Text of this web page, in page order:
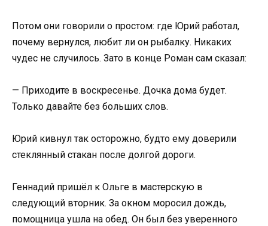
Потом они говорили о простом: где Юрий работал,
почему вернулся, любит ли он рыбалку. Никаких
чудес не случилось. Зато в конце Роман сам сказал:
— Приходите в воскресенье. Дочка дома будет.
Только давайте без больших слов.
Юрий кивнул так осторожно, будто ему доверили
стеклянный стакан после долгой дороги.
Геннадий пришёл к Ольге в мастерскую в
следующий вторник. За окном моросил дождь,
помощница ушла на обед. Он был без уверенного